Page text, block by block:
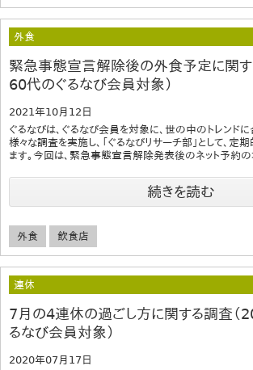
外食
緊急事態宣言解除後の外食予定に関す
60代のぐるなび会員対象）
2021年10月12日
ぐるなびは、ぐるなび会員を対象に、世の中のトレンド
様々な調査を実施し、「ぐるなびリサーチ部」として、定
ます。今回は、緊急事態宣言解除発表後のネット予約
続きを読む
外食 飲食店
連休
7月の4連休の過ごし方に関する調査（
るなび会員対象）
2020年07月17日